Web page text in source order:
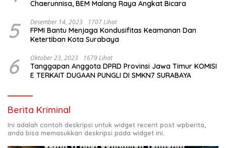
Chaerunnisa, BEM Malang Raya Angkat Bicara
5 Desember 14, 2023 1707 Lihat
FPMI Bantu Menjaga Kondusifitas Keamanan Dan
Ketertiban Kota Surabaya
6 Oktober 23, 2023 1679 Lihat
Tanggapan Anggota DPRD Provinsi Jawa Timur KOMISI
E TERKAIT DUGAAN PUNGLI DI SMKN7 SURABAYA
Berita Kriminal
Ini adalah contoh deskripsi untuk widget recent post wpberita,
anda bisa memasukkan deskripsi pada widget ini.